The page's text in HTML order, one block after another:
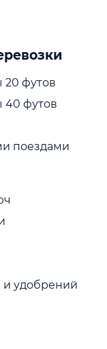
20 футов
40 футов
поездами
и удобрений